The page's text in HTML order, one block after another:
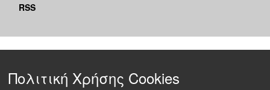
RSS
Πολιτική Χρήσης Cookies